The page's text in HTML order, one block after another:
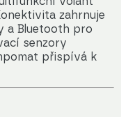
zahrnuje
a Bluetooth pro
senzory
přispívá k